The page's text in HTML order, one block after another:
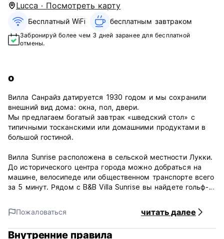
Lucca · Посмотреть карту
Бесплатный WiFi бесплатным завтраком‎
Забронируй более чем 3 дней заранее для бесплатной
отмены.
о
Вилла Санрайз датируется 1930 годом и мы сохранили
внешний вид дома: окна, пол, двери.
Мы предлагаем богатый завтрак «шведский стол» с
типичными тосканскими или домашними продуктами в
большой гостиной.
Вилла Sunrise расположена в сельской местности Лукки.
До исторического центра города можно добраться на
машине, велосипеде или общественном транспорте всего
за 5 минут. Рядом с B&B Villa Sunrise вы найдете гольф-
предлагаем покататься на велосипеде и прогуляться по
этой зеленой зоне. Автобусная остановка находится всего
в 7 минутах ходьбы по Виале Сан Конкордио, после 5
остановки вы доберетесь до конечной площади
Пожаловаться читать далее
Внутренние правила